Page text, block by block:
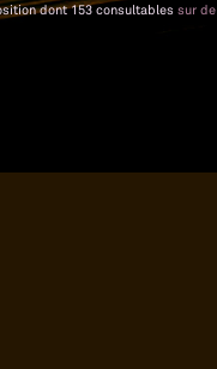
dont 153 consultables sur